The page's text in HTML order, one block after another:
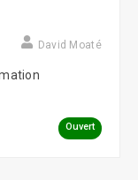
David Moaté
Ouvert